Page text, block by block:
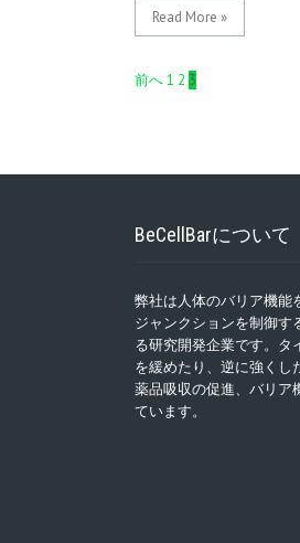
Read More »
投
ゲ
シ
ョ
ン
前へ1 2 3
BeCellBarについて
弊社は人体のバリア機能
ジャンクションを制御す
る研究開発企業です。タ
を緩めたり、逆に強くし
薬品吸収の促進、バリア
ています。